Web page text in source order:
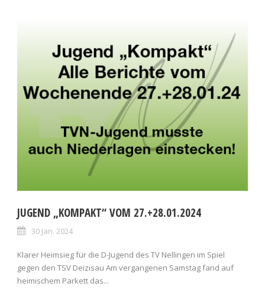
JUGEND „KOMPAKT“ VOM 27.+28.01.2024
30 Jan. 2024
Klarer Heimsieg für die D-Jugend des TV Nellingen im Spiel
gegen den TSV Deizisau Am vergangenen Samstag fand auf
heimischem Parkett das...